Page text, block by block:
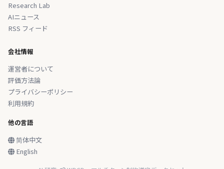
Research Lab
AIニュース
RSS フィード
会社情報
運営者について
評価方法論
プライバシーポリシー
利用規約
他の言語
简体中文
English